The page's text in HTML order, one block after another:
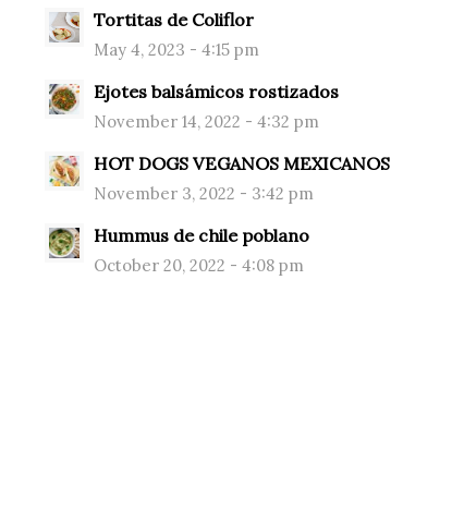
Tortitas de Coliflor
May 4, 2023 - 4:15 pm
Ejotes balsámicos rostizados
November 14, 2022 - 4:32 pm
HOT DOGS VEGANOS MEXICANOS
November 3, 2022 - 3:42 pm
Hummus de chile poblano
October 20, 2022 - 4:08 pm